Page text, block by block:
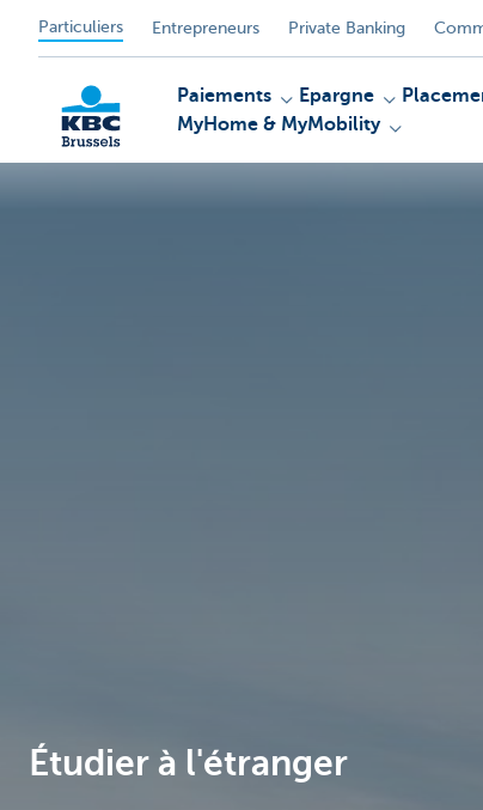
Particuliers Entrepreneurs Private Banking
Paiements Epargne
MyHome & MyMobility
Étudier à l'étranger